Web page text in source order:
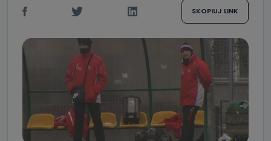
SKOPIUJ LINK